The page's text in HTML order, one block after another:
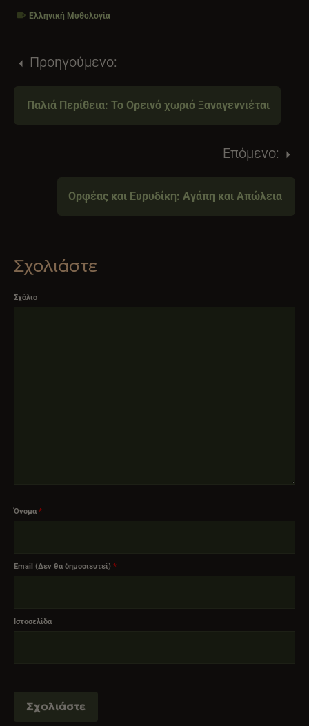
Ελληνική Μυθολογία
Προηγούμενο:
Παλιά Περίθεια: Το Ορεινό χωριό Ξαναγεννιέται
Επόμενο:
Ορφέας και Ευρυδίκη: Αγάπη και Απώλεια
Σχολιάστε
Σχόλιο
Όνομα *
Email (Δεν θα δημοσιευτεί) *
Ιστοσελίδα